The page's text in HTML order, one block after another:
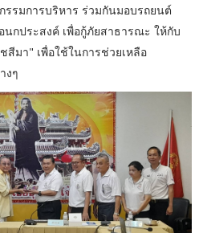
รมการบริหาร ร่วมกันมอบรถยนต์
นกประสงค์ เพื่อกู้ภัยสาธารณะ ให้กับ
มา" เพื่อใช้ในการช่วยเหลือ
งๆ